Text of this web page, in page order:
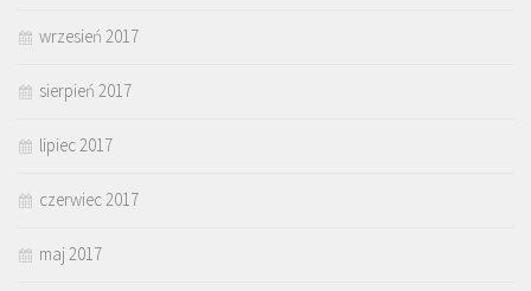
wrzesień 2017
sierpień 2017
lipiec 2017
czerwiec 2017
maj 2017